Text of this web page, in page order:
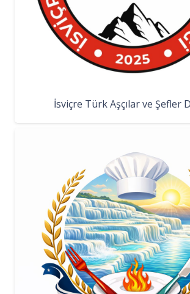
İsviçre Türk Aşçılar ve Şefler